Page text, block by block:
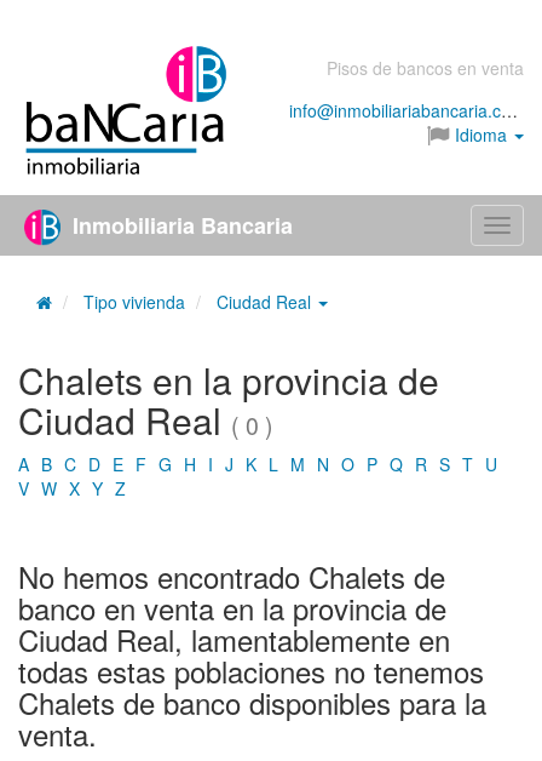
Pisos de bancos en venta
info@inmobiliariabancaria.com
Idioma
Menú
Inmobiliaria Bancaria
Tipo vivienda Ciudad Real
Chalets en la provincia de
Ciudad Real ( 0 )
A B C D E F G H I J K L M N O P Q R S T U
V W X Y Z
No hemos encontrado Chalets de
banco en venta en la provincia de
Ciudad Real, lamentablemente en
todas estas poblaciones no tenemos
Chalets de banco disponibles para la
venta.